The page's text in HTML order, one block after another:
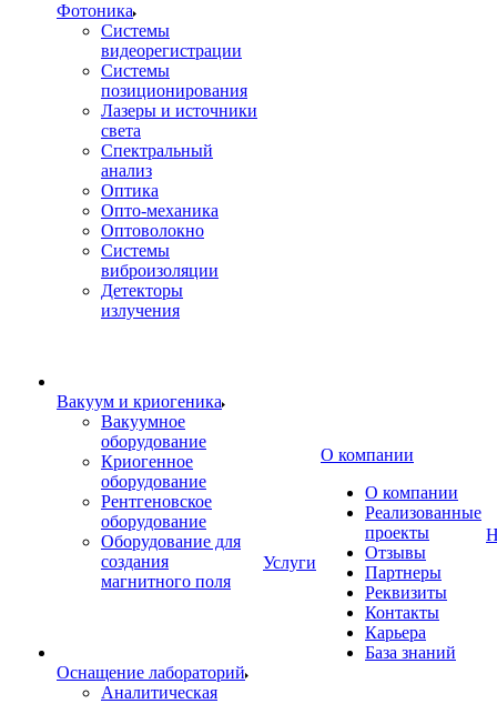
Фотоника
Cистемы
видеорегистрации
Системы
позиционирования
Лазеры и источники
света
Спектральный
анализ
Оптика
Опто-механика
Оптоволокно
Системы
виброизоляции
Детекторы
излучения
Вакуум и криогеника
Вакуумное
оборудование
Криогенное
оборудование
Рентгеновское
оборудование
Оборудование для
создания
магнитного поля
Оснащение лабораторий
Аналитическая
Услуги
О компании
О компании
Реализованные
проекты
Отзывы
Партнеры
Реквизиты
Контакты
Карьера
База знаний